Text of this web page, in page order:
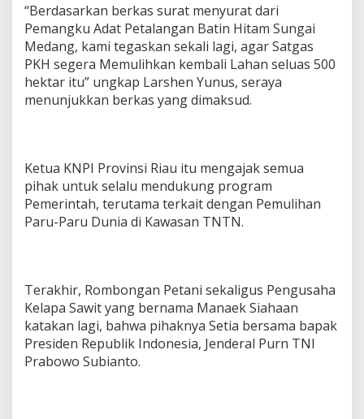
“Berdasarkan berkas surat menyurat dari
Pemangku Adat Petalangan Batin Hitam Sungai
Medang, kami tegaskan sekali lagi, agar Satgas
PKH segera Memulihkan kembali Lahan seluas 500
hektar itu” ungkap Larshen Yunus, seraya
menunjukkan berkas yang dimaksud.
Ketua KNPI Provinsi Riau itu mengajak semua
pihak untuk selalu mendukung program
Pemerintah, terutama terkait dengan Pemulihan
Paru-Paru Dunia di Kawasan TNTN.
Terakhir, Rombongan Petani sekaligus Pengusaha
Kelapa Sawit yang bernama Manaek Siahaan
katakan lagi, bahwa pihaknya Setia bersama bapak
Presiden Republik Indonesia, Jenderal Purn TNI
Prabowo Subianto.